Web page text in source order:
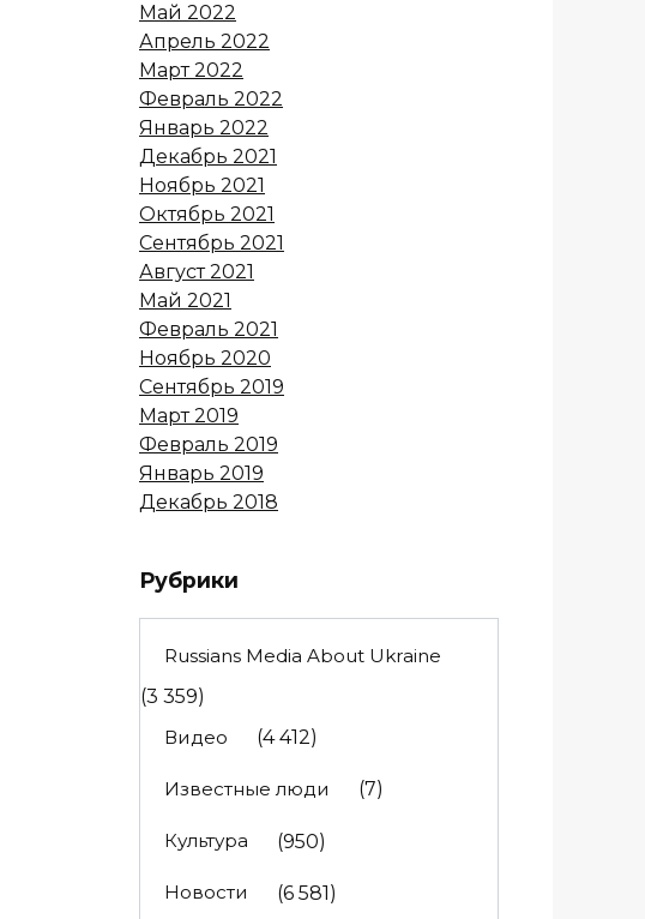
Май 2022
Апрель 2022
Март 2022
Февраль 2022
Январь 2022
Декабрь 2021
Ноябрь 2021
Октябрь 2021
Сентябрь 2021
Август 2021
Май 2021
Февраль 2021
Ноябрь 2020
Сентябрь 2019
Март 2019
Февраль 2019
Январь 2019
Декабрь 2018
Рубрики
Russians Media About Ukraine
(3 359)
Видео
(4 412)
Известные люди (7)
Культура (950)
Новости (6 581)